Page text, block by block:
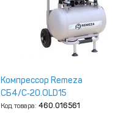
Компрессор Remeza
СБ4/C‑20.OLD15
Код товара: 460.016561